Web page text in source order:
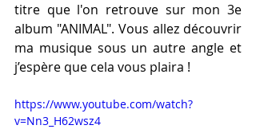
titre que l'on retrouve sur mon 3e
album "ANIMAL". Vous allez découvrir
ma musique sous un autre angle et
j’espère que cela vous plaira !
https://www.youtube.com/watch?
v=Nn3_H62wsz4